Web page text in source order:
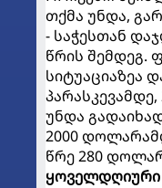
თქმა უნდა,
- საჭესთან
წრის შემდეგ.
სიტუაციაზეა
უნდა
2000
წრე 280